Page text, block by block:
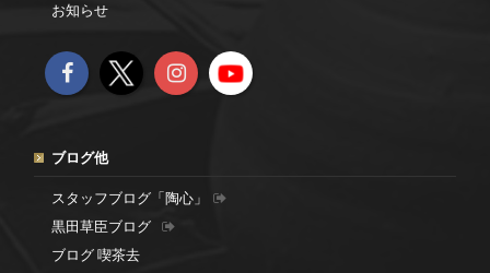
お知らせ
ブログ他
スタッフブログ「陶心」
黒田草臣ブログ
ブログ 喫茶去